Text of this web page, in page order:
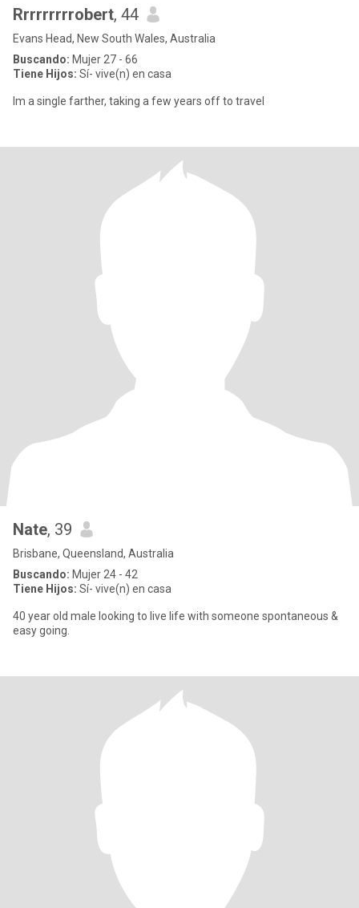
Rrrrrrrrrobert, 44
Evans Head, New South Wales, Australia
Buscando: Mujer 27 - 66
Tiene Hijos: Sí- vive(n) en casa
Im a single farther, taking a few years off to travel
Nate, 39
Brisbane, Queensland, Australia
Buscando: Mujer 24 - 42
Tiene Hijos: Sí- vive(n) en casa
40 year old male looking to live life with someone spontaneous &
easy going.